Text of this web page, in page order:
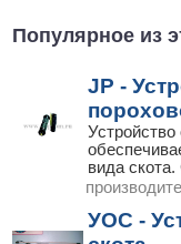
Популярное из
JP -
вида
УОС -